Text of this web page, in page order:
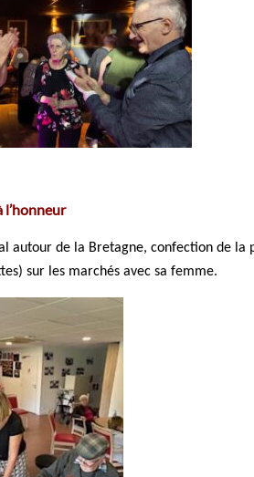
l’honneur
autour de la Bretagne, confection de
sur les marchés avec sa femme.